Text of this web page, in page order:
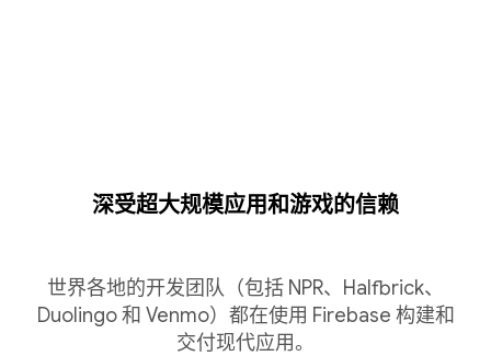
深受超大规模应用和游戏的信赖
世界各地的开发团队（包括 NPR、Halfbrick、
Duolingo 和 Venmo）都在使用 Firebase 构建和
交付现代应用。